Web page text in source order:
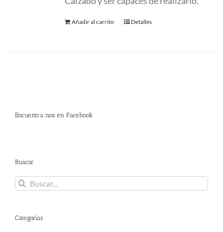
Añadir al carrito Detalles
Encuentra nos en Facebook
Buscar
Buscar:
Categorías